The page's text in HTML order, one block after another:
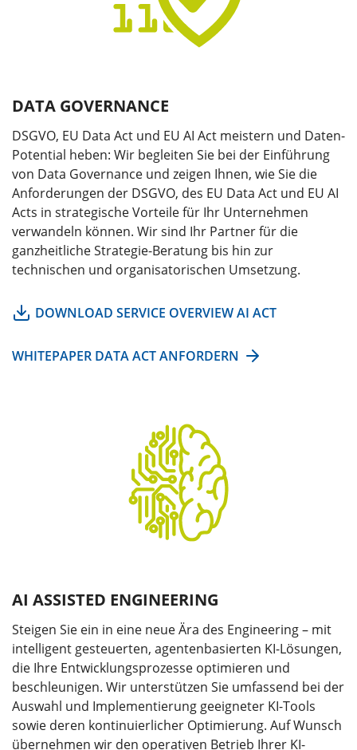
AI-Week Strategie-Workshop
DATA GOVERNANCE
DSGVO, EU Data Act und EU AI Act meistern und Daten-
Potential heben: Wir begleiten Sie bei der Einführung
von Data Governance und zeigen Ihnen, wie Sie die
Anforderungen der DSGVO, des EU Data Act und EU AI
Acts in strategische Vorteile für Ihr Unternehmen
verwandeln können. Wir sind Ihr Partner für die
ganzheitliche Strategie-Beratung bis hin zur
technischen und organisatorischen Umsetzung.
DOWNLOAD SERVICE OVERVIEW AI ACT
WHITEPAPER DATA ACT ANFORDERN
AI ASSISTED ENGINEERING
Steigen Sie ein in eine neue Ära des Engineering – mit
intelligent gesteuerten, agentenbasierten KI-Lösungen,
die Ihre Entwicklungsprozesse optimieren und
beschleunigen. Wir unterstützen Sie umfassend bei der
Auswahl und Implementierung geeigneter KI-Tools
sowie deren kontinuierlicher Optimierung. Auf Wunsch
übernehmen wir den operativen Betrieb Ihrer KI-